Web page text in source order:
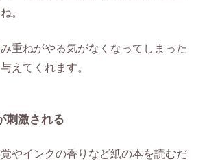
。
重ねがやる気がなくなってしまった
えてくれます。
刺激される
やインクの香りなど紙の本を読むだ